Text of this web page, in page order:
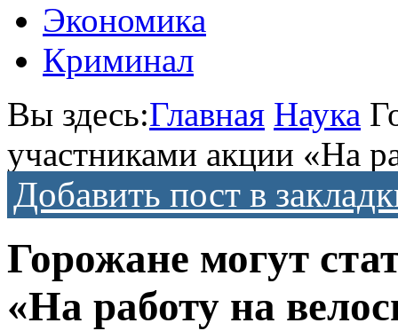
Экономика
Криминал
Вы здесь:Главная Наука
участниками акции «На
Добавить пост в
Горожане могут
«На работу на